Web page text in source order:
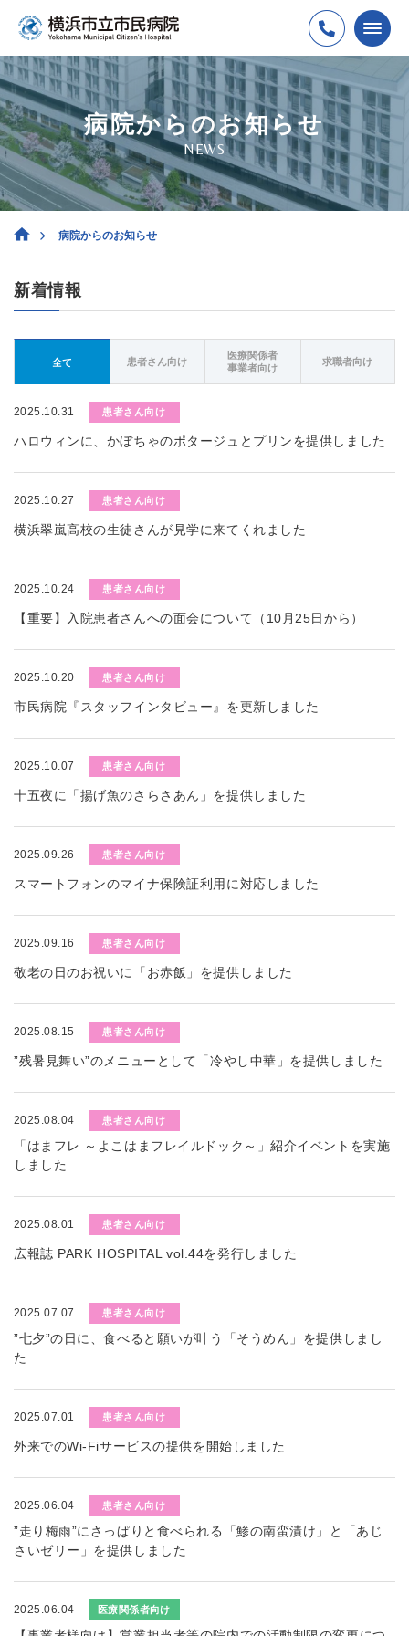
病院からのお知らせ
NEWS
病院からのお知らせ
新着情報
全て 患者さん向け
医療関係者
事業者向け
求職者向け
2025.10.31 患者さん向け
ハロウィンに、かぼちゃのポタージュとプリンを提供しました
2025.10.27 患者さん向け
横浜翠嵐高校の生徒さんが見学に来てくれました
2025.10.24 患者さん向け
【重要】入院患者さんへの面会について（10月25日から）
2025.10.20 患者さん向け
市民病院『スタッフインタビュー』を更新しました
2025.10.07 患者さん向け
十五夜に「揚げ魚のさらさあん」を提供しました
2025.09.26 患者さん向け
スマートフォンのマイナ保険証利用に対応しました
2025.09.16 患者さん向け
敬老の日のお祝いに「お赤飯」を提供しました
2025.08.15 患者さん向け
”残暑見舞い”のメニューとして「冷やし中華」を提供しました
2025.08.04 患者さん向け
「はまフレ ～よこはまフレイルドック～」紹介イベントを実施
しました
2025.08.01 患者さん向け
広報誌 PARK HOSPITAL vol.44を発行しました
2025.07.07 患者さん向け
”七夕”の日に、食べると願いが叶う「そうめん」を提供しまし
た
2025.07.01 患者さん向け
外来でのWi-Fiサービスの提供を開始しました
2025.06.04 患者さん向け
”走り梅雨”にさっぱりと食べられる「鯵の南蛮漬け」と「あじ
さいゼリー」を提供しました
2025.06.04 医療関係者向け